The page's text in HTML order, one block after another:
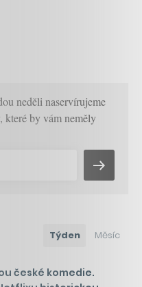
neděli naservírujeme
které by vám neměly
Týden Měsíc
české komedie.